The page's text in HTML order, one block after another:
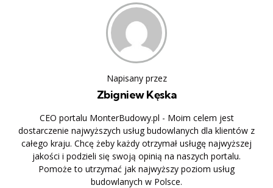
Napisany przez
Zbigniew Kęska
CEO portalu MonterBudowy.pl - Moim celem jest
dostarczenie najwyższych usług budowlanych dla klientów z
całego kraju. Chcę żeby każdy otrzymał usługę najwyższej
jakości i podzieli się swoją opinią na naszych portalu.
Pomoże to utrzymać jak najwyższy poziom usług
budowlanych w Polsce.